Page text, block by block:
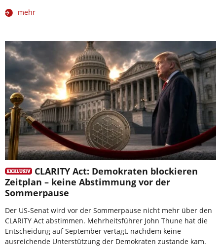
mehr
CLARITY Act: Demokraten blockieren
Zeitplan – keine Abstimmung vor der
Sommerpause
Der US-Senat wird vor der Sommerpause nicht mehr über den
CLARITY Act abstimmen. Mehrheitsführer John Thune hat die
Entscheidung auf September vertagt, nachdem keine
ausreichende Unterstützung der Demokraten zustande kam.